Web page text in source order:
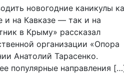
новогодние каникулы
и на Кавказе — так и на
в Крыму» рассказал
организации «Опора
Анатолий Тарасенко.
популярные направления